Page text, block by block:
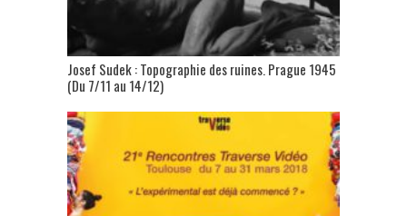
Josef Sudek : Topographie des ruines. Prague 1945
(Du 7/11 au 14/12)